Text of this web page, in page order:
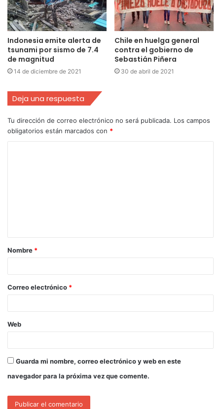
Indonesia emite alerta de
tsunami por sismo de 7.4
de magnitud
14 de diciembre de 2021
Chile en huelga general
contra el gobierno de
Sebastián Piñera
30 de abril de 2021
Deja una respuesta
Tu dirección de correo electrónico no será publicada. Los campos
obligatorios están marcados con *
Nombre *
Correo electrónico *
Web
Guarda mi nombre, correo electrónico y web en este
navegador para la próxima vez que comente.